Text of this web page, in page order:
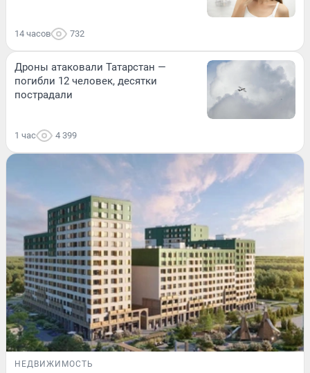
14 часов 732
Дроны атаковали Татарстан —
погибли 12 человек, десятки
пострадали
1 час 4 399
НЕДВИЖИМОСТЬ